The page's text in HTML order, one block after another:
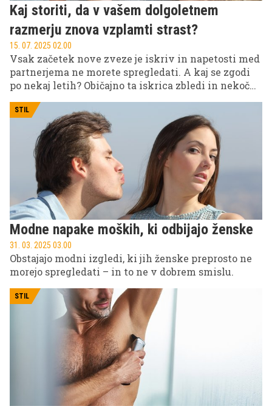
Kaj storiti, da v vašem dolgoletnem
razmerju znova vzplamti strast?
15. 07. 2025 02.00
Vsak začetek nove zveze je iskriv in napetosti med
partnerjema ne morete spregledati. A kaj se zgodi
po nekaj letih? Običajno ta iskrica zbledi in nekoč
bil. A brez skrbi, za vas smo pripravili nasvete, s
katerimi lahko ohranite ali oživite strast.
STIL
Modne napake moških, ki odbijajo ženske
31. 03. 2025 03.00
Obstajajo modni izgledi, ki jih ženske preprosto ne
morejo spregledati – in to ne v dobrem smislu.
STIL